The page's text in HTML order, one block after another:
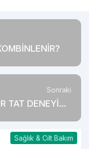
Sonraki
TAT DENEYİMİ:
Sağlık & Cilt Bakım